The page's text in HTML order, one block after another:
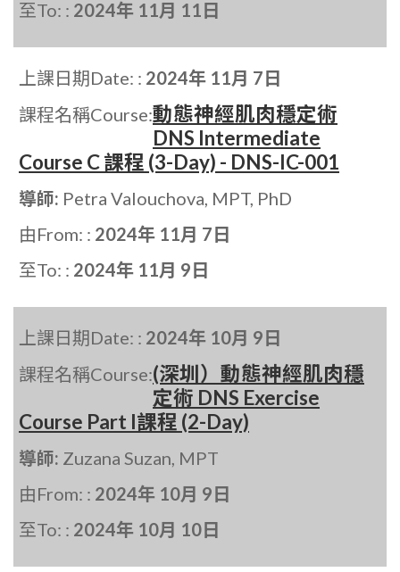
至To: : 2024年 11月 11日
上課日期Date: : 2024年 11月 7日
課程名稱Course:動態神經肌肉穩定術
DNS Intermediate
Course C 課程 (3-Day) - DNS-IC-001
導師: Petra Valouchova, MPT, PhD
由From: : 2024年 11月 7日
至To: : 2024年 11月 9日
上課日期Date: : 2024年 10月 9日
課程名稱Course:(深圳）動態神經肌肉穩
定術 DNS Exercise
Course Part I課程 (2-Day)
導師: Zuzana Suzan, MPT
由From: : 2024年 10月 9日
至To: : 2024年 10月 10日